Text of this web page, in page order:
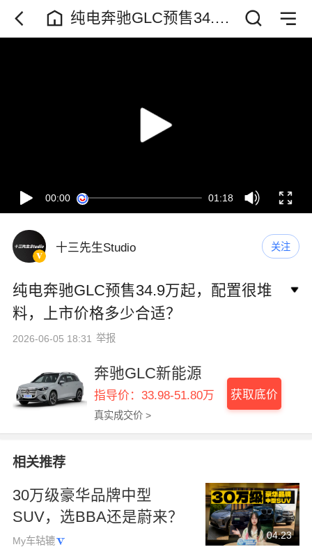
纯电奔驰GLC预售34.9
万起，配置很堆料，上
00:00 01:18
十三先生Studio 关注
纯电奔驰GLC预售34.9万起，配置很堆
料，上市价格多少合适？
2026-06-05 18:31 举报
奔驰GLC新能源
指导价：33.98-51.80万
真实成交价 >
获取底价
相关推荐
30万级豪华品牌中型
SUV，选BBA还是蔚来？
My车轱辘
04:23